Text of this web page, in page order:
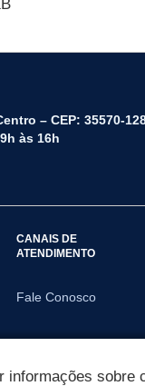
– CEP: 35570-
às 16h
CANAIS DE
ATENDIMENTO
Fale Conosco
informações